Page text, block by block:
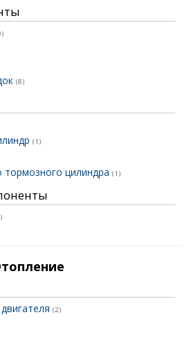
(8)
(1)
тормозного цилиндра (1)
(2)